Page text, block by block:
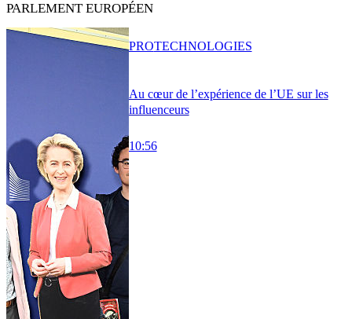
PARLEMENT EUROPÉEN
Au cœur de l’expérience de l’UE sur les
influenceurs
10:56
PROTECHNOLOGIES